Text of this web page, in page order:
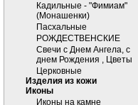
Кадильные - "Фимиам"
(Монашенки)
Пасхальные
РОЖДЕСТВЕНСКИЕ
Свечи с Днем Ангела, с
днем Рождения , Цветы
Церковные
Изделия из кожи
Иконы
Иконы на камне